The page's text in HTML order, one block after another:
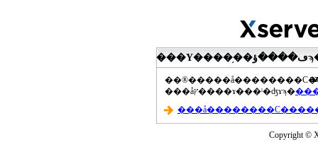
���Υ����֥��ڡ����ؤϡ��ޤ��ۡ���ڡ��������åץ����ɤ���Ƥ��ޤ���agua-
���åץ����ɤ���ˡ�ʤɤϡ�
Copyright ©